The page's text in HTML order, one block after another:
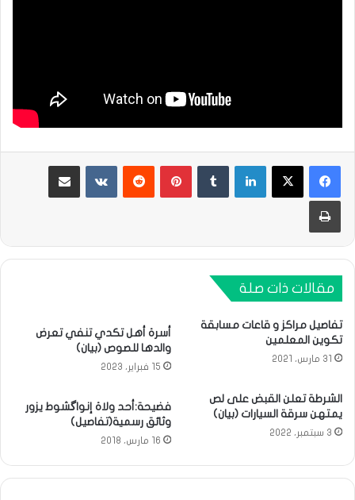
لينكدإن بينتيريست مشاركة عبر البريد
طباعة
مقالات ذات صلة
تفاصيل مراكز و قاعات مسابقة
تكوين المعلمين
31 مارس، 2021
أسرة أهل تكدي تنفي تعرض
والدها للصوص (بيان)
15 فبراير، 2023
الشرطة تعلن القبض على لص
يمتهن سرقة السيارات (بيان)
3 سبتمبر، 2022
فضيحة:أحد ولاة إنواگشوط يزور
وثائق رسمية(تفاصيل)
16 مارس، 2018